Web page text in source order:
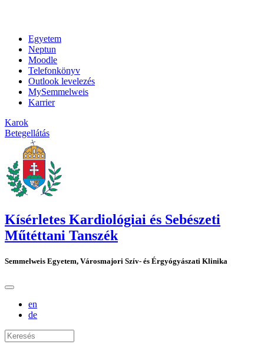
Egyetem
Neptun
Moodle
Telefonkönyv
Outlook levelezés
MySemmelweis
Karrier
Karok
Betegellátás
Kísérletes Kardiológiai és Sebészeti
Műtéttani Tanszék
Semmelweis Egyetem, Városmajori Szív- és Érgyógyászati Klinika
en
de